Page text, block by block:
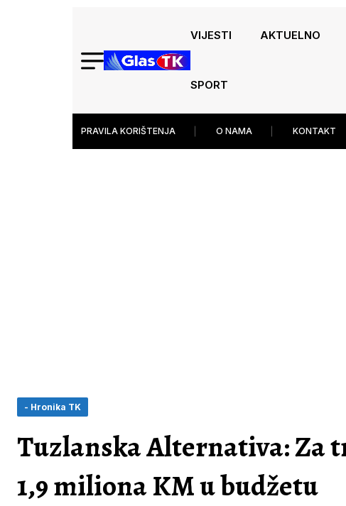
VIJESTI AKTUELNO
SPORT
PRAVILA KORIŠTENJA O NAMA KONTAKT
- Hronika TK
Tuzlanska Alternativa: Za
1,9 miliona KM u budžetu